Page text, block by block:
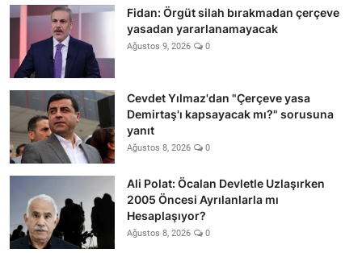
Fidan: Örgüt silah bırakmadan çerçeve
yasadan yararlanamayacak
Ağustos 9, 2026 0
Cevdet Yılmaz'dan "Çerçeve yasa
Demirtaş'ı kapsayacak mı?" sorusuna
yanıt
Ağustos 8, 2026 0
Ali Polat: Öcalan Devletle Uzlaşırken
2005 Öncesi Ayrılanlarla mı
Hesaplaşıyor?
Ağustos 8, 2026 0